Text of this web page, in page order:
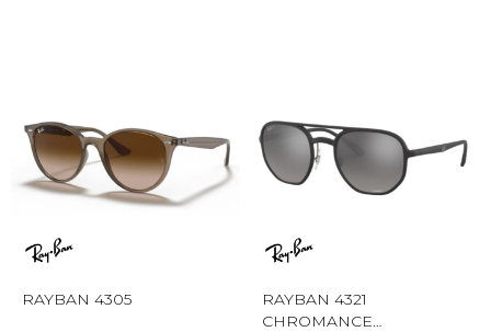
RAYBAN 4305
RAYBAN 4321
CHROMANCE